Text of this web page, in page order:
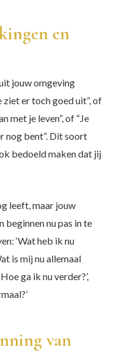
en
jouw omgeving
er toch goed uit”, of
met je leven”, of “Je
nog bent”. Dit soort
bedoeld maken dat jij
leeft, maar jouw
beginnen nu pas in te
‘Wat heb ik nu
is mij nu allemaal
ga ik nu verder?’,
van